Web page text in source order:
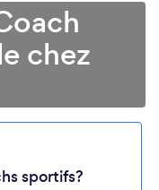
chez
sportifs?